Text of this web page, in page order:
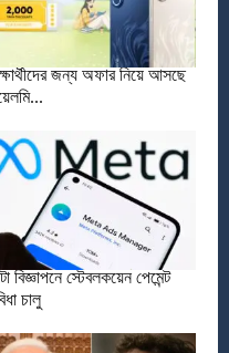
জন্য অফার নিয়ে আসছে
বিজ্ঞাপনে স্টেবলকয়েন পেমেন্ট
চালু